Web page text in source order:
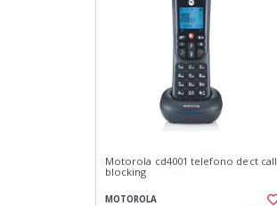
Motorola cd4001 telefono dect call
blocking
MOTOROLA